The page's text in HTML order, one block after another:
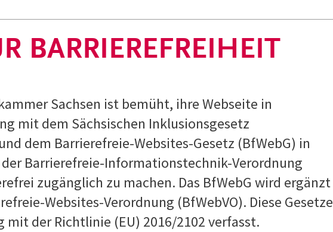
BARRIEREFREIHEIT
Sachsen ist bemüht, ihre Webseite in
mit dem Sächsischen Inklusionsgesetz
dem Barrierefreie-Websites-Gesetz (BfWebG) in
Barrierefreie-Informationstechnik-Verordnung
zugänglich zu machen. Das BfWebG wird ergänzt
Websites-Verordnung (BfWebVO). Diese Gesetze
mit der Richtlinie (EU) 2016/2102 verfasst.